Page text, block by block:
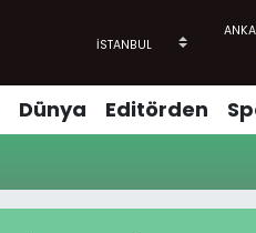
Dünya Editörden